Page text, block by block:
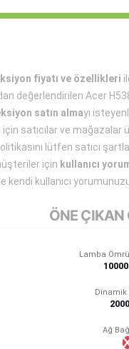
fiyatı ve özellikleri
değerlendirilen Acer
satın almayı
için satıcılar ve
lütfen satıcı
için kullanıcı
kendi kullanıcı
ÖNE ÇIKAN
Lamba
Dinamik
Ağ